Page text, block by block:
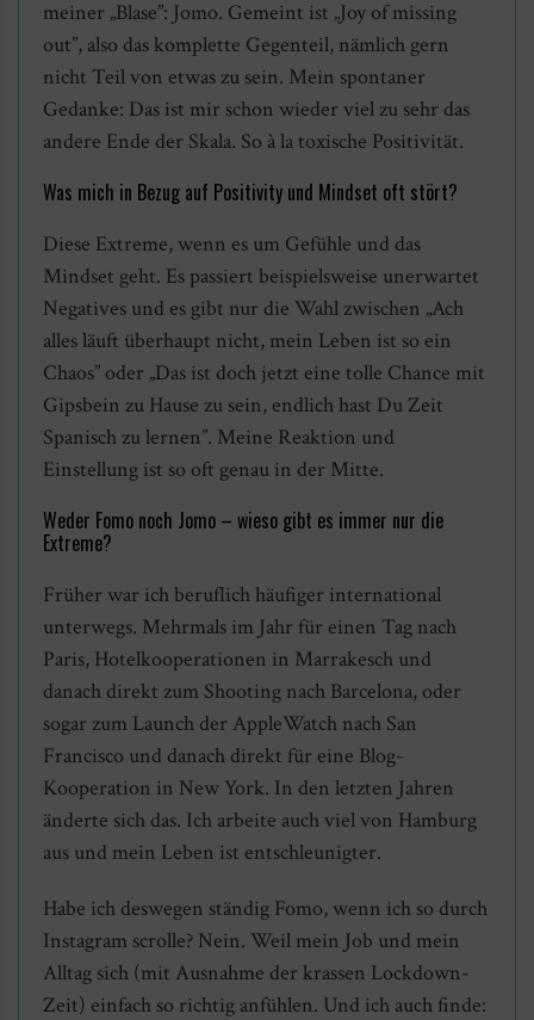
meiner „Blase”: Jomo. Gemeint ist „Joy of missing
out”, also das komplette Gegenteil, nämlich gern
nicht Teil von etwas zu sein. Mein spontaner
Gedanke: Das ist mir schon wieder viel zu sehr das
andere Ende der Skala. So à la toxische Positivität.
Was mich in Bezug auf Positivity und Mindset oft stört?
Diese Extreme, wenn es um Gefühle und das
Mindset geht. Es passiert beispielsweise unerwartet
Negatives und es gibt nur die Wahl zwischen „Ach
alles läuft überhaupt nicht, mein Leben ist so ein
Chaos” oder „Das ist doch jetzt eine tolle Chance mit
Gipsbein zu Hause zu sein, endlich hast Du Zeit
Spanisch zu lernen”. Meine Reaktion und
Einstellung ist so oft genau in der Mitte.
Weder Fomo noch Jomo – wieso gibt es immer nur die
Extreme?
Früher war ich beruflich häufiger international
unterwegs. Mehrmals im Jahr für einen Tag nach
Paris, Hotelkooperationen in Marrakesch und
danach direkt zum Shooting nach Barcelona, oder
sogar zum Launch der AppleWatch nach San
Francisco und danach direkt für eine Blog-
Kooperation in New York. In den letzten Jahren
änderte sich das. Ich arbeite auch viel von Hamburg
aus und mein Leben ist entschleunigter.
Habe ich deswegen ständig Fomo, wenn ich so durch
Instagram scrolle? Nein. Weil mein Job und mein
Alltag sich (mit Ausnahme der krassen Lockdown-
Zeit) einfach so richtig anfühlen. Und ich auch finde: